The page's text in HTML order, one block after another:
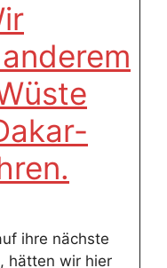
ihre nächste
hätten wir hier